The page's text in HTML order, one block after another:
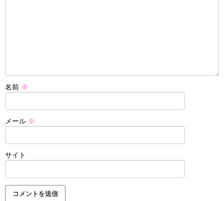
名前 ※
メール ※
サイト